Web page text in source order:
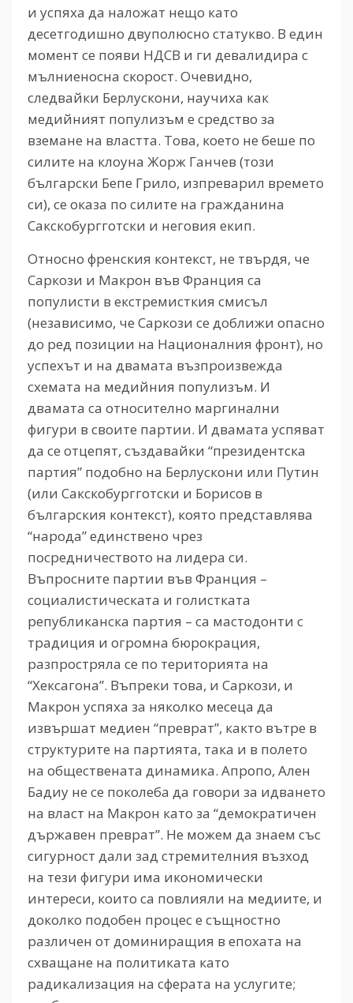
и успяха да наложат нещо като
десетгодишно двуполюсно статукво. В един
момент се появи НДСВ и ги девалидира с
мълниеносна скорост. Очевидно,
следвайки Берлускони, научиха как
медийният популизъм е средство за
вземане на властта. Това, което не беше по
силите на клоуна Жорж Ганчев (този
български Бепе Грило, изпреварил времето
си), се оказа по силите на гражданина
Сакскобургготски и неговия екип.
Относно френския контекст, не твърдя, че
Саркози и Макрон във Франция са
популисти в екстремисткия смисъл
(независимо, че Саркози се доближи опасно
до ред позиции на Националния фронт), но
успехът и на двамата възпроизвежда
схемата на медийния популизъм. И
двамата са относително маргинални
фигури в своите партии. И двамата успяват
да се отцепят, създавайки “президентска
партия” подобно на Берлускони или Путин
(или Сакскобургготски и Борисов в
българския контекст), която представлява
“народа” единствено чрез
посредничеството на лидера си.
Въпросните партии във Франция –
социалистическата и голистката
републиканска партия – са мастодонти с
традиция и огромна бюрокрация,
разпростряла се по територията на
“Хексагона”. Въпреки това, и Саркози, и
Макрон успяха за няколко месеца да
извършат медиен “преврат”, както вътре в
структурите на партията, така и в полето
на обществената динамика. Апропо, Ален
Бадиу не се поколеба да говори за идването
на власт на Макрон като за “демократичен
държавен преврат”. Не можем да знаем със
сигурност дали зад стремителния възход
на тези фигури има икономически
интереси, които са повлияли на медиите, и
доколко подобен процес е същностно
различен от доминиращия в епохата на
схващане на политиката като
радикализация на сферата на услугите;